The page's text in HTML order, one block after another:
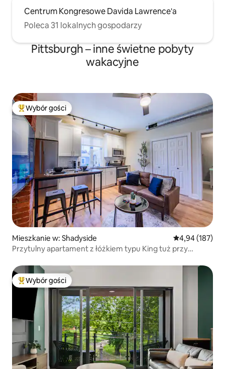
Centrum Kongresowe Davida Lawrence'a
Poleca 31 lokalnych gospodarzy
Pittsburgh – inne świetne pobyty
wakacyjne
Najpopularniejsze z kategorii Wybór gości
Wybór gości
Mieszkanie w: Shadyside Średnia
4,94 (187)
Przytulny apartament z łóżkiem typu King tuż przy
Najpopularniejsze z kategorii Wybór gości
Wybór gości